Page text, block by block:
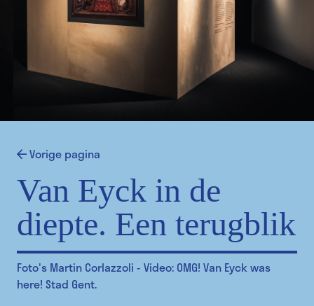
Vorige pagina
Van Eyck in de
diepte. Een terugblik
Foto's Martin Corlazzoli - Video: OMG! Van Eyck was
here! Stad Gent.